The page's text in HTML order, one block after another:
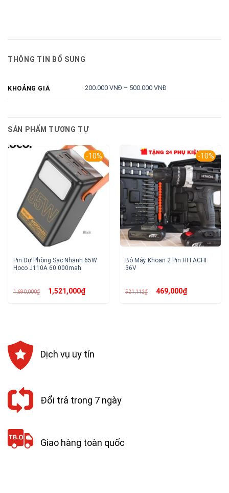
THÔNG TIN BỔ SUNG
KHOẢNG GIÁ 200.000 VNĐ – 500.000 VNĐ
SẢN PHẨM TƯƠNG TỰ
-10%
Pin Dự Phòng Sạc Nhanh 65W
Hoco J110A 60.000mah
1,690,000₫ Giá
gốc1,521,000₫Giá
-10%
Bộ Máy Khoan 2 Pin HITACHI
36V
521,112₫ Giá
gốc
469,000₫Giá
Dịch vụ uy tín
Đổi trả trong 7 ngày
Giao hàng toàn quốc